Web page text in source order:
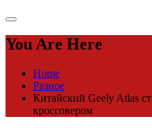
You Are Here
Home
Разное
Китайский Geely Atlas
кроссовером